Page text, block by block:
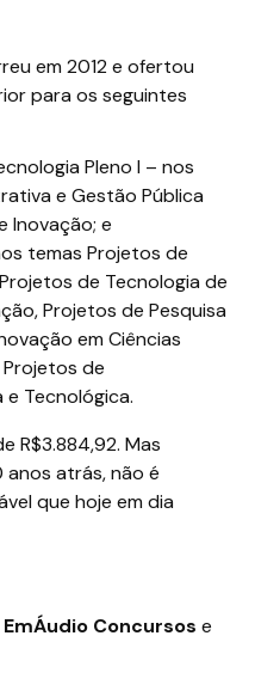
em 2012 e ofertou
para os seguintes
Pleno I – nos
e Gestão Pública
Inovação; e
temas Projetos de
de Tecnologia de
Projetos de Pesquisa
em Ciências
de
Tecnológica.
R$3.884,92. Mas
anos atrás, não é
que hoje em dia
EmÁudio Concursos e